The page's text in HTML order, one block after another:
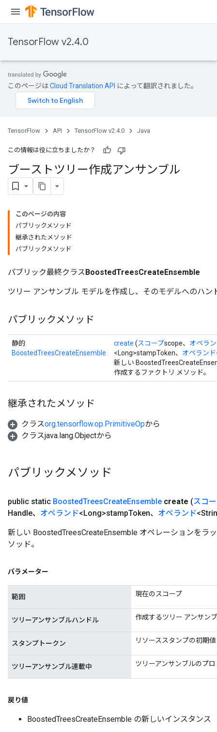
TensorFlow v2.4.0
このページはCloud Translation API によって翻訳されました。
TensorFlow API TensorFlow v2.4.0 Java
この情報は役に立ちましたか？
ブーストツリー作成アンサンブル
このページの内容
パブリックメソッド
継承されたメソッド
パブリックメソッド
パブリック最終クラスBoostedTreesCreateEnsemble
ツリー アンサンブル モデルを作成し、そのモデルへのハン
パブリックメソッド
静的
BoostedTreesCreateEnsemble
create (スコープscope、 オペラ
<Long>stampToken、 オペランド
新しい
作成するファクトリ メソッド。
継承されたメソッド
クラスorg.tensorflow.op.PrimitiveOpから
クラスjava.lang.Objectから
パブリックメソッド
public static BoostedTreesCreateEnsemble create (スコ
Handle、 オペランド<Long>stampToken、 オペランド
新しい BoostedTreesCreateEnsemble オペレーションをラ
ソッド。
パラメーター
範囲 現在のスコープ
ツリーアンサンブルハンドル 作成するツリー アンサン
スタンプトークン リソーススタンプの初期
ツリーアンサンブル連載中 ツリーアンサンブルのプ
戻り値
BoostedTreesCreateEnsemble の新しいインスタンス